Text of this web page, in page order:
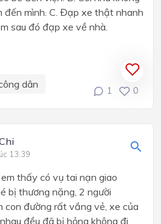
đến mình. C. Đạp xe thật nhanh
sau đó đạp xe về nhà.
dân
1 0
13:39
thấy có vụ tai nạn giao
bị thương nặng, 2 người
con đường rất vắng vẻ, xe của
đều đã bị hỏng không đi